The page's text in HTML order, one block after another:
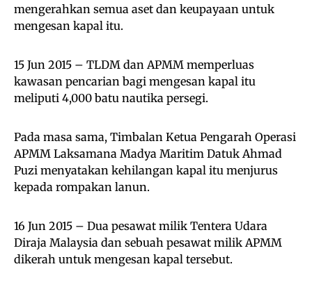
mengerahkan semua aset dan keupayaan untuk
mengesan kapal itu.
15 Jun 2015 – TLDM dan APMM memperluas
kawasan pencarian bagi mengesan kapal itu
meliputi 4,000 batu nautika persegi.
Pada masa sama, Timbalan Ketua Pengarah Operasi
APMM Laksamana Madya Maritim Datuk Ahmad
Puzi menyatakan kehilangan kapal itu menjurus
kepada rompakan lanun.
16 Jun 2015 – Dua pesawat milik Tentera Udara
Diraja Malaysia dan sebuah pesawat milik APMM
dikerah untuk mengesan kapal tersebut.